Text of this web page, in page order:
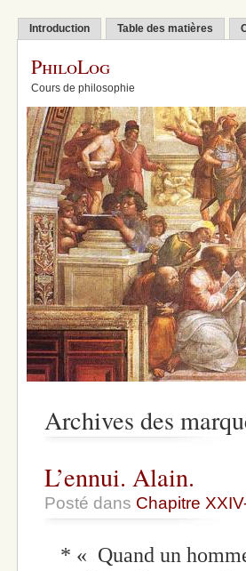
Introduction Table des matières
PhiloLog
Cours de philosophie
Archives des
L’ennui. Alain.
Posté dans Chapitre
* « Quand un